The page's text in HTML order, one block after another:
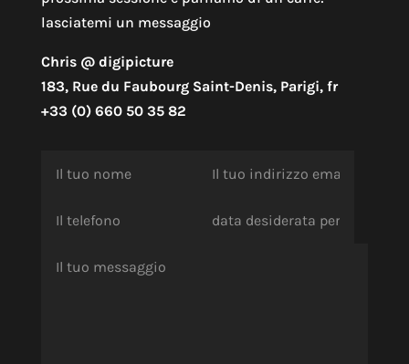
lasciatemi un messaggio
Chris @ digipicture
183, Rue du Faubourg Saint-Denis, Parigi, fr
+33 (0) 660 50 35 82